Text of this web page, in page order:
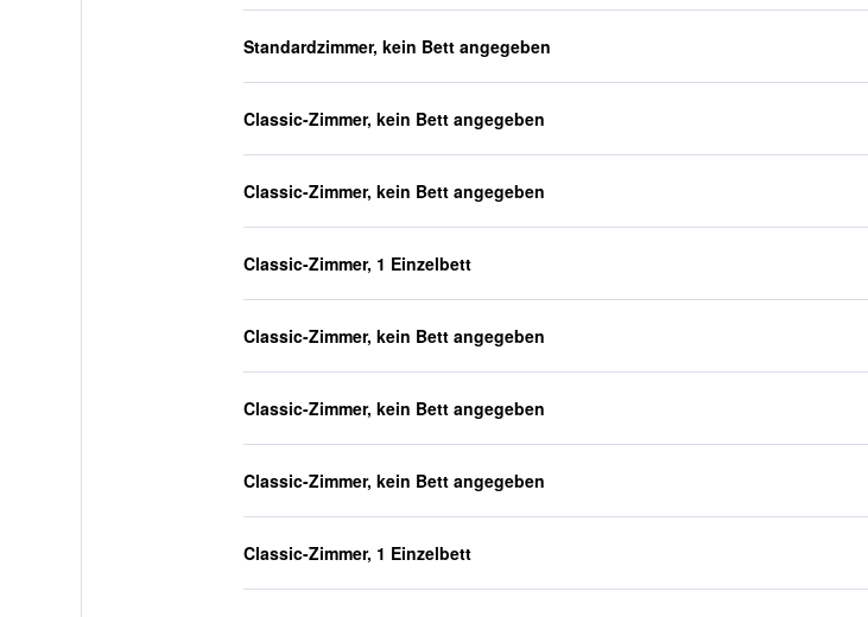
Standardzimmer, kein Bett angegeben
Classic-Zimmer, kein Bett angegeben
Classic-Zimmer, kein Bett angegeben
Classic-Zimmer, 1 Einzelbett
Classic-Zimmer, kein Bett angegeben
Classic-Zimmer, kein Bett angegeben
Classic-Zimmer, kein Bett angegeben
Classic-Zimmer, 1 Einzelbett